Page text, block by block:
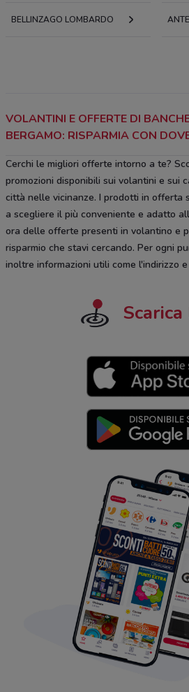
BELLINZAGO LOMBARDO
VOLANTINI E OFFERTE DI
BERGAMO: RISPARMIA CON
Cerchi le migliori offerte intorno a te?
promozioni disponibili sui volantini e sui
città nelle vicinanze. I prodotti in offerta
a scegliere il più conveniente e adatto
ora delle offerte presenti in volantino e
risparmio che stavi cercando. Per ogni
inoltre informazioni utili come l'indirizzo
Scarica